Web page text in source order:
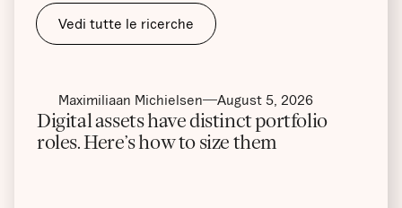
Vedi tutte le ricerche
Maximiliaan Michielsen August 5, 2026
Digital assets have distinct portfolio
roles. Here’s how to size them